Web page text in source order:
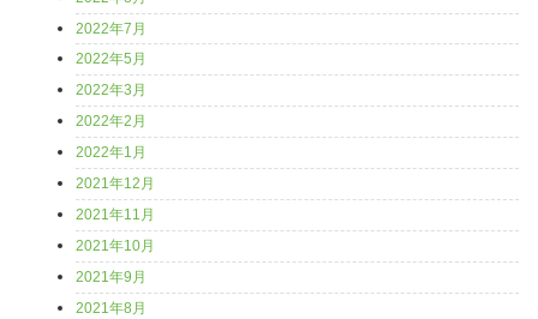
2022年7月
2022年5月
2022年3月
2022年2月
2022年1月
2021年12月
2021年11月
2021年10月
2021年9月
2021年8月